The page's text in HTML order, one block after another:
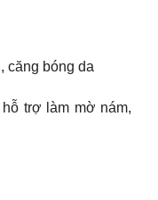
căng bóng da
trợ làm mờ nám,